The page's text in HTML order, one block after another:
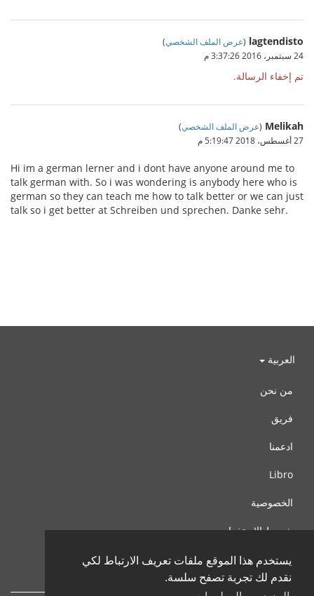
يستخدم هذا الموقع ملفات تعريف الارتباط لكي
نقدم لك تجربة تصفح سلسة.
lagtendisto
(عرض الملف الشخصي)
24 سبتمبر، 2016 3:37:26 م
تم إخفاء الرسالة.
Melikah
(عرض الملف الشخصي)
27 أغسطس، 2018 5:19:47 م
Hi im a german lerner and i dont have anyone around me to
talk german with. So i was wondering is anybody here who is
german so they can teach me how to talk better or we can just
talk so i get better at Schreiben und sprechen. Danke sehr.
العربية
من نحن
فريق
ادعمنا
Libro
الخصوصية
شروط الإستخدام
اتصل بنا